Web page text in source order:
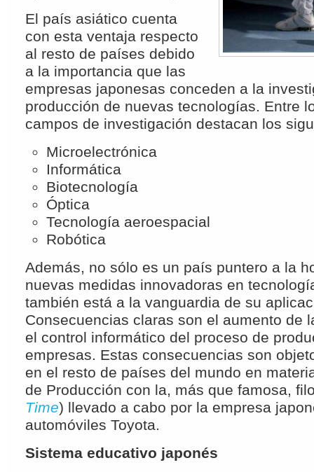
El país asiático cuenta
con esta ventaja respecto
al resto de países debido
a la importancia que las
empresas japonesas conceden a la
producción de nuevas tecnologías. Entre
campos de investigación destacan los
Microelectrónica
Informática
Biotecnología
Óptica
Tecnología aeroespacial
Robótica
Además, no sólo es un país puntero a la
nuevas medidas innovadoras en
también está a la vanguardia de su
Consecuencias claras son el aumento de
el control informático del proceso de
empresas. Estas consecuencias son
en el resto de países del mundo en
de Producción con la, más que famosa,
Time) llevado a cabo por la empresa
automóviles Toyota.
Sistema educativo japonés